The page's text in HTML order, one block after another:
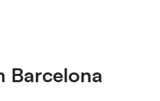
Barcelona